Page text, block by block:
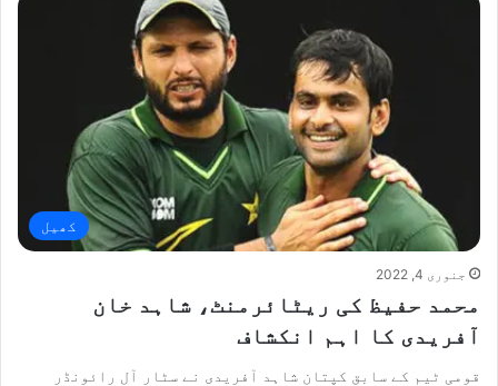
کھیل
جنوری 4, 2022
محمد حفیظ کی ریٹائرمنٹ، شاہد خان
آفریدی کا اہم انکشاف
قومی ٹیم کے سابق کپتان شاہد آفریدی نے سٹار آل رائونڈر